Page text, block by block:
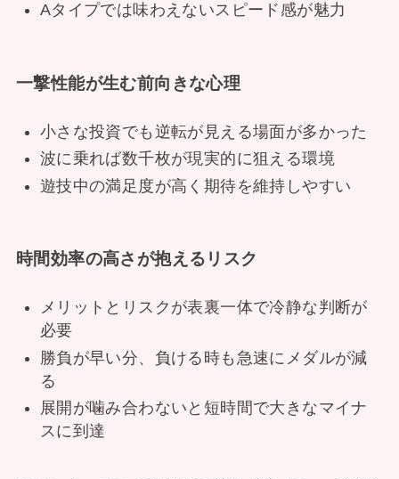
Aタイプでは味わえないスピード感が魅力
一撃性能が生む前向きな心理
小さな投資でも逆転が見える場面が多かった
波に乗れば数千枚が現実的に狙える環境
遊技中の満足度が高く期待を維持しやすい
時間効率の高さが抱えるリスク
メリットとリスクが表裏一体で冷静な判断が
必要
勝負が早い分、負ける時も急速にメダルが減
る
展開が噛み合わないと短時間で大きなマイナ
スに到達